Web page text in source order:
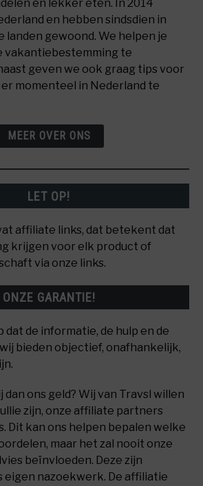
en lekker eten. In 2014
en hebben sindsdien in
landen gewoond. We helpen je
vakantiebestemming te
geven we ook graag tips voor
momenteel in Nederland te
MEER OVER ONS
LET OP!
affiliate links, dat betekent dat
krijgen voor elk product of
via onze links.
ONZE GARANTIE!
dat de informatie, de hulp en de
bieden objectief, onafhankelijk,
dan ons geld? Wij van Travsl willen
zijn, onze affiliate partners
Dit kan ons helpen bepalen welke
maar het zal nooit onze
beïnvloeden. Deze zijn
eigen nazoekwerk. De affiliatie